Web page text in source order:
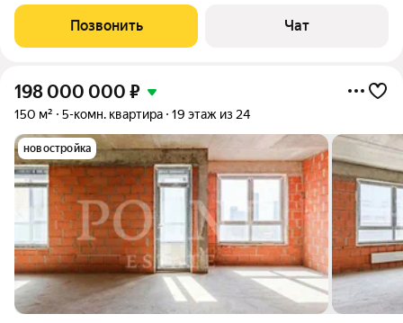
полностью приватный этаж с доступом только
Позвонить Чат
198 000 000 ₽
150 м² 5-комн. квартира 19 этаж из 24
новостройка